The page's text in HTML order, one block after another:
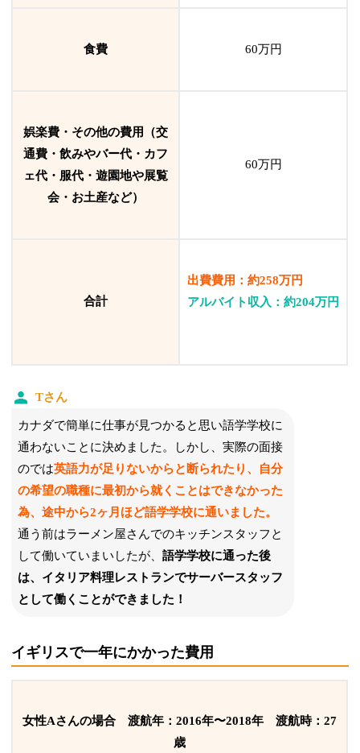
食費 60万円
娯楽費・その他の費用（交
通費・飲みやバー代・カフ
ェ代・服代・遊園地や展覧
会・お土産など）
60万円
合計
出費費用：約258万円
アルバイト収入：約204万円
Tさん
カナダで簡単に仕事が見つかると思い語学学校に
通わないことに決めました。しかし、実際の面接
のでは英語力が足りないからと断られたり、自分
の希望の職種に最初から就くことはできなかった
為、途中から2ヶ月ほど語学学校に通いました。
通う前はラーメン屋さんでのキッチンスタッフと
して働いていまいしたが、語学学校に通った後
は、イタリア料理レストランでサーバースタッフ
として働くことができました！
イギリスで一年にかかった費用
女性Aさんの場合 渡航年：2016年〜2018年 渡航時：27
歳